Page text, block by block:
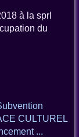
à la sprl
du
CULTUREL
...